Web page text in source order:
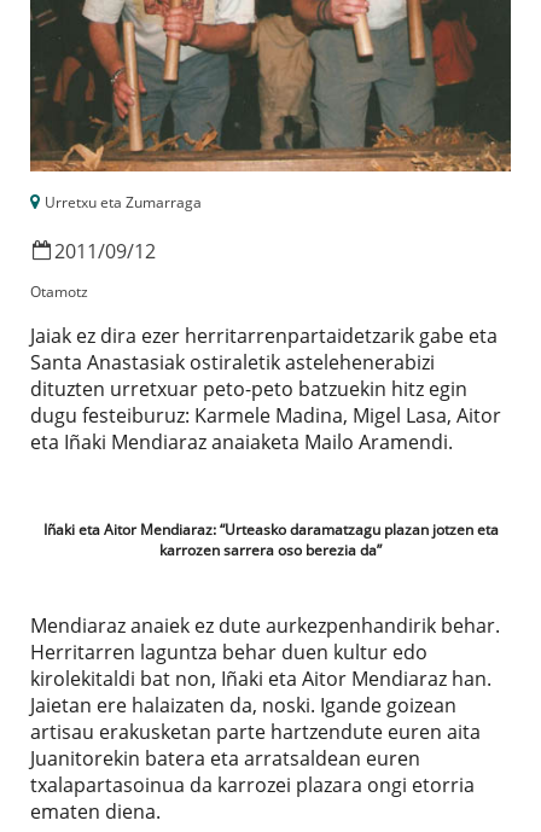
Urretxu eta Zumarraga
2011/09/12
Otamotz
Jaiak ez dira ezer herritarrenpartaidetzarik gabe eta
Santa Anastasiak ostiraletik astelehenerabizi
dituzten urretxuar peto-peto batzuekin hitz egin
dugu festeiburuz: Karmele Madina, Migel Lasa, Aitor
eta Iñaki Mendiaraz anaiaketa Mailo Aramendi.
Iñaki eta Aitor Mendiaraz: “Urteasko daramatzagu plazan jotzen eta
karrozen sarrera oso berezia da”
Mendiaraz anaiek ez dute aurkezpenhandirik behar.
Herritarren laguntza behar duen kultur edo
kirolekitaldi bat non, Iñaki eta Aitor Mendiaraz han.
Jaietan ere halaizaten da, noski. Igande goizean
artisau erakusketan parte hartzendute euren aita
Juanitorekin batera eta arratsaldean euren
txalapartasoinua da karrozei plazara ongi etorria
ematen diena.